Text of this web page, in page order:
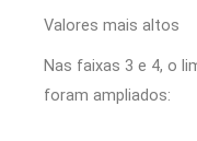
Valores mais altos
Nas faixas 3 e 4, o
foram ampliados: